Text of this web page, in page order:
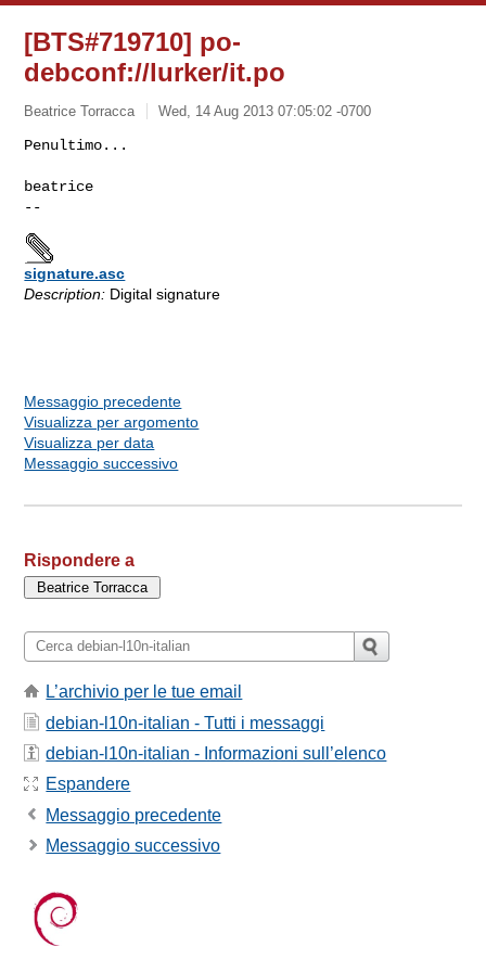
[BTS#719710] po-
debconf://lurker/it.po
Beatrice Torracca Wed, 14 Aug 2013 07:05:02 -0700
Penultimo...
beatrice
signature.asc
Description: Digital signature
Messaggio precedente
Visualizza per argomento
Visualizza per data
Messaggio successivo
Rispondere a
L’archivio per le tue email
debian-l10n-italian - Tutti i messaggi
debian-l10n-italian - Informazioni sull’elenco
Espandere
Messaggio precedente
Messaggio successivo